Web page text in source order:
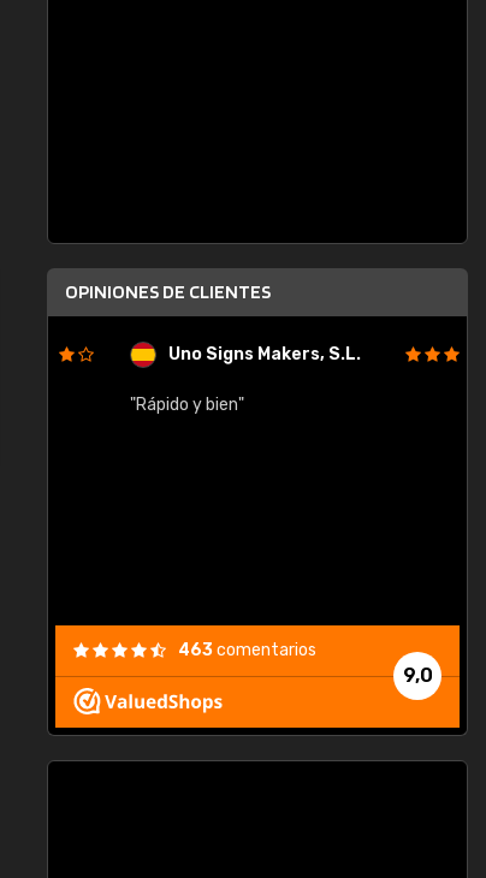
OPINIONES DE CLIENTES
Uno Signs Makers, S.L.
"Rápido y bien"
9,0
463comentarios